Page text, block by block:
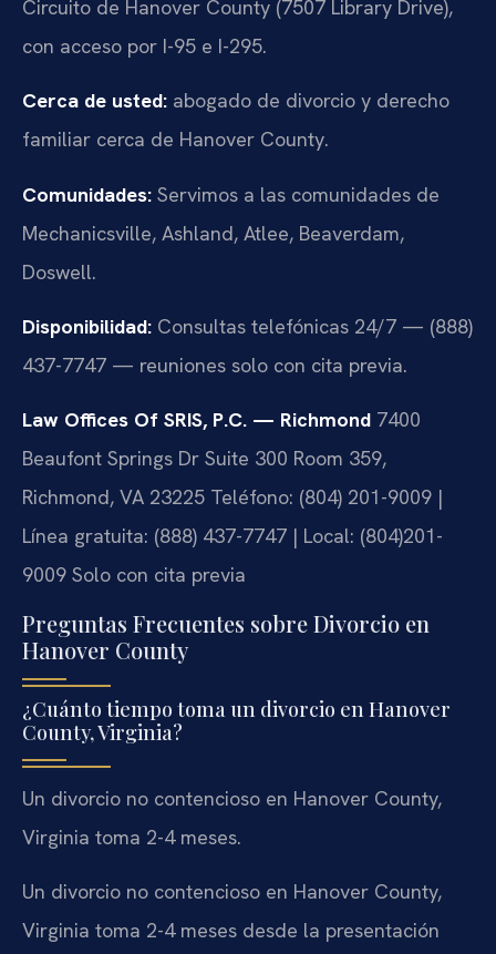
Circuito de Hanover County (7507 Library Drive),
con acceso por I-95 e I-295.
Cerca de usted: abogado de divorcio y derecho
familiar cerca de Hanover County.
Comunidades: Servimos a las comunidades de
Mechanicsville, Ashland, Atlee, Beaverdam,
Doswell.
Disponibilidad: Consultas telefónicas 24/7 — (888)
437-7747 — reuniones solo con cita previa.
Law Offices Of SRIS, P.C. — Richmond 7400
Beaufont Springs Dr Suite 300 Room 359,
Richmond, VA 23225 Teléfono: (804) 201-9009 |
Línea gratuita: (888) 437-7747 | Local: (804)201-
9009 Solo con cita previa
Preguntas Frecuentes sobre Divorcio en
Hanover County
¿Cuánto tiempo toma un divorcio en Hanover
County, Virginia?
Un divorcio no contencioso en Hanover County,
Virginia toma 2-4 meses.
Un divorcio no contencioso en Hanover County,
Virginia toma 2-4 meses desde la presentación